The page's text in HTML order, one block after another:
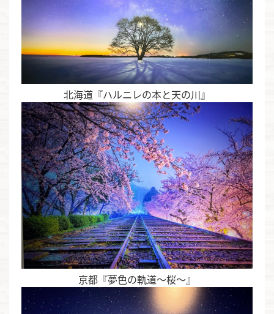
北海道『ハルニレの本と天の川』
京都『夢色の軌道〜桜〜』